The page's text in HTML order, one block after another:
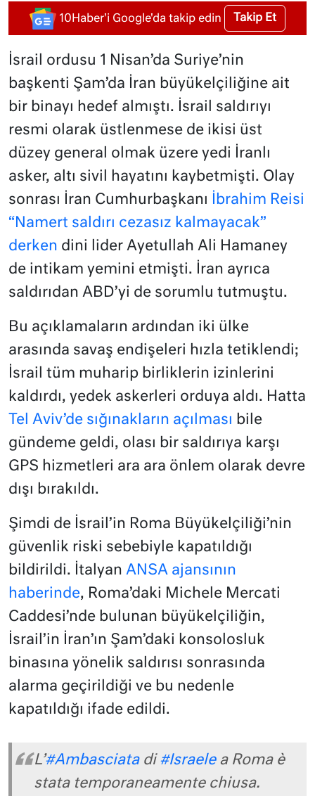
10Haber'i Google'da takip edin Takip Et
İsrail ordusu 1 Nisan’da Suriye’nin
başkenti Şam’da İran büyükelçiliğine ait
bir binayı hedef almıştı. İsrail saldırıyı
resmi olarak üstlenmese de ikisi üst
düzey general olmak üzere yedi İranlı
asker, altı sivil hayatını kaybetmişti. Olay
sonrası İran Cumhurbaşkanı İbrahim Reisi
“Namert saldırı cezasız kalmayacak”
derken dini lider Ayetullah Ali Hamaney
de intikam yemini etmişti. İran ayrıca
saldırıdan ABD’yi de sorumlu tutmuştu.
Bu açıklamaların ardından iki ülke
arasında savaş endişeleri hızla tetiklendi;
İsrail tüm muharip birliklerin izinlerini
kaldırdı, yedek askerleri orduya aldı. Hatta
Tel Aviv’de sığınakların açılması bile
gündeme geldi, olası bir saldırıya karşı
GPS hizmetleri ara ara önlem olarak devre
dışı bırakıldı.
Şimdi de İsrail’in Roma Büyükelçiliği’nin
güvenlik riski sebebiyle kapatıldığı
bildirildi. İtalyan ANSA ajansının
haberinde, Roma’daki Michele Mercati
Caddesi’nde bulunan büyükelçiliğin,
İsrail’in İran’ın Şam’daki konsolosluk
binasına yönelik saldırısı sonrasında
alarma geçirildiği ve bu nedenle
kapatıldığı ifade edildi.
L’#Ambasciatadi#Israelea Roma è
stata temporaneamente chiusa.